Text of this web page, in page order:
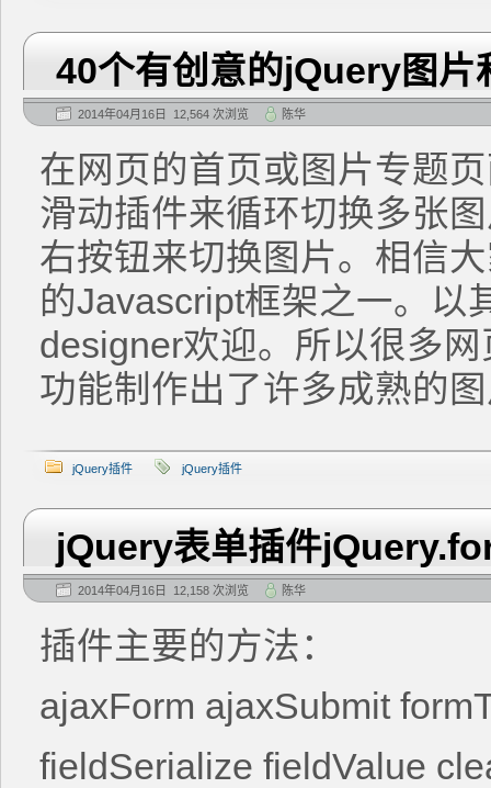
40个有创意的jQuery图片
2014年04月16日 12,564 次浏览 陈华
在网页的首页或图片专题
滑动插件来循环切换多张
右按钮来切换图片。相信
的Javascript框架之一。以
designer欢迎。所以很多
功能制作出了许多成熟的
jQuery插件 jQuery插件
jQuery表单插件
2014年04月16日 12,158 次浏览 陈华
插件主要的方法：
ajaxForm ajaxSubmit
fieldSerialize fieldValue